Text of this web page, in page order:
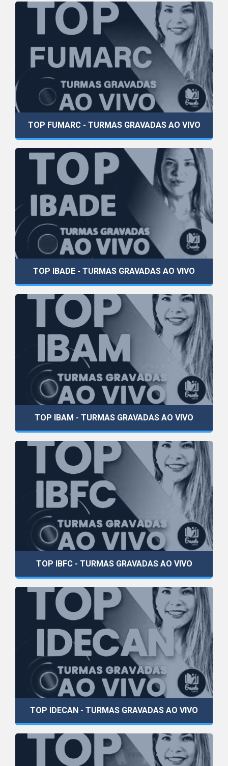
TOP FUMARC - TURMAS GRAVADAS AO VIVO
TOP IBADE - TURMAS GRAVADAS AO VIVO
TOP IBAM - TURMAS GRAVADAS AO VIVO
TOP IBFC - TURMAS GRAVADAS AO VIVO
TOP IDECAN - TURMAS GRAVADAS AO VIVO